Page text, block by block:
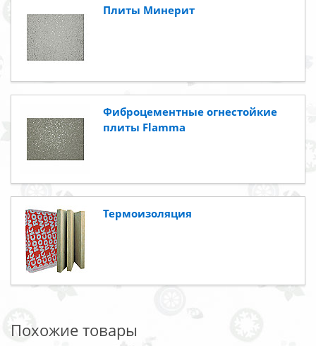
Плиты Минерит
Фиброцементные огнестойкие
плиты Flamma
Термоизоляция
Похожие товары